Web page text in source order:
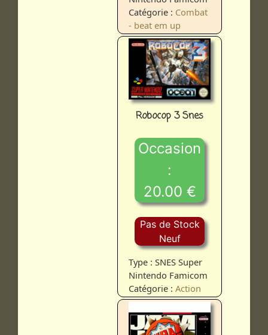
Catégorie : Combat
- beat em up
Robocop 3 Snes
Occasion
:
20.00 €
Pas de Stock
Neuf
Type : SNES Super
Nintendo Famicom
Catégorie :Action